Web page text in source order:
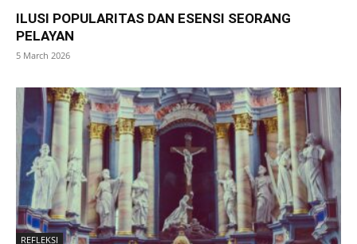
ILUSI POPULARITAS DAN ESENSI SEORANG
PELAYAN
5 March 2026
REFLEKSI